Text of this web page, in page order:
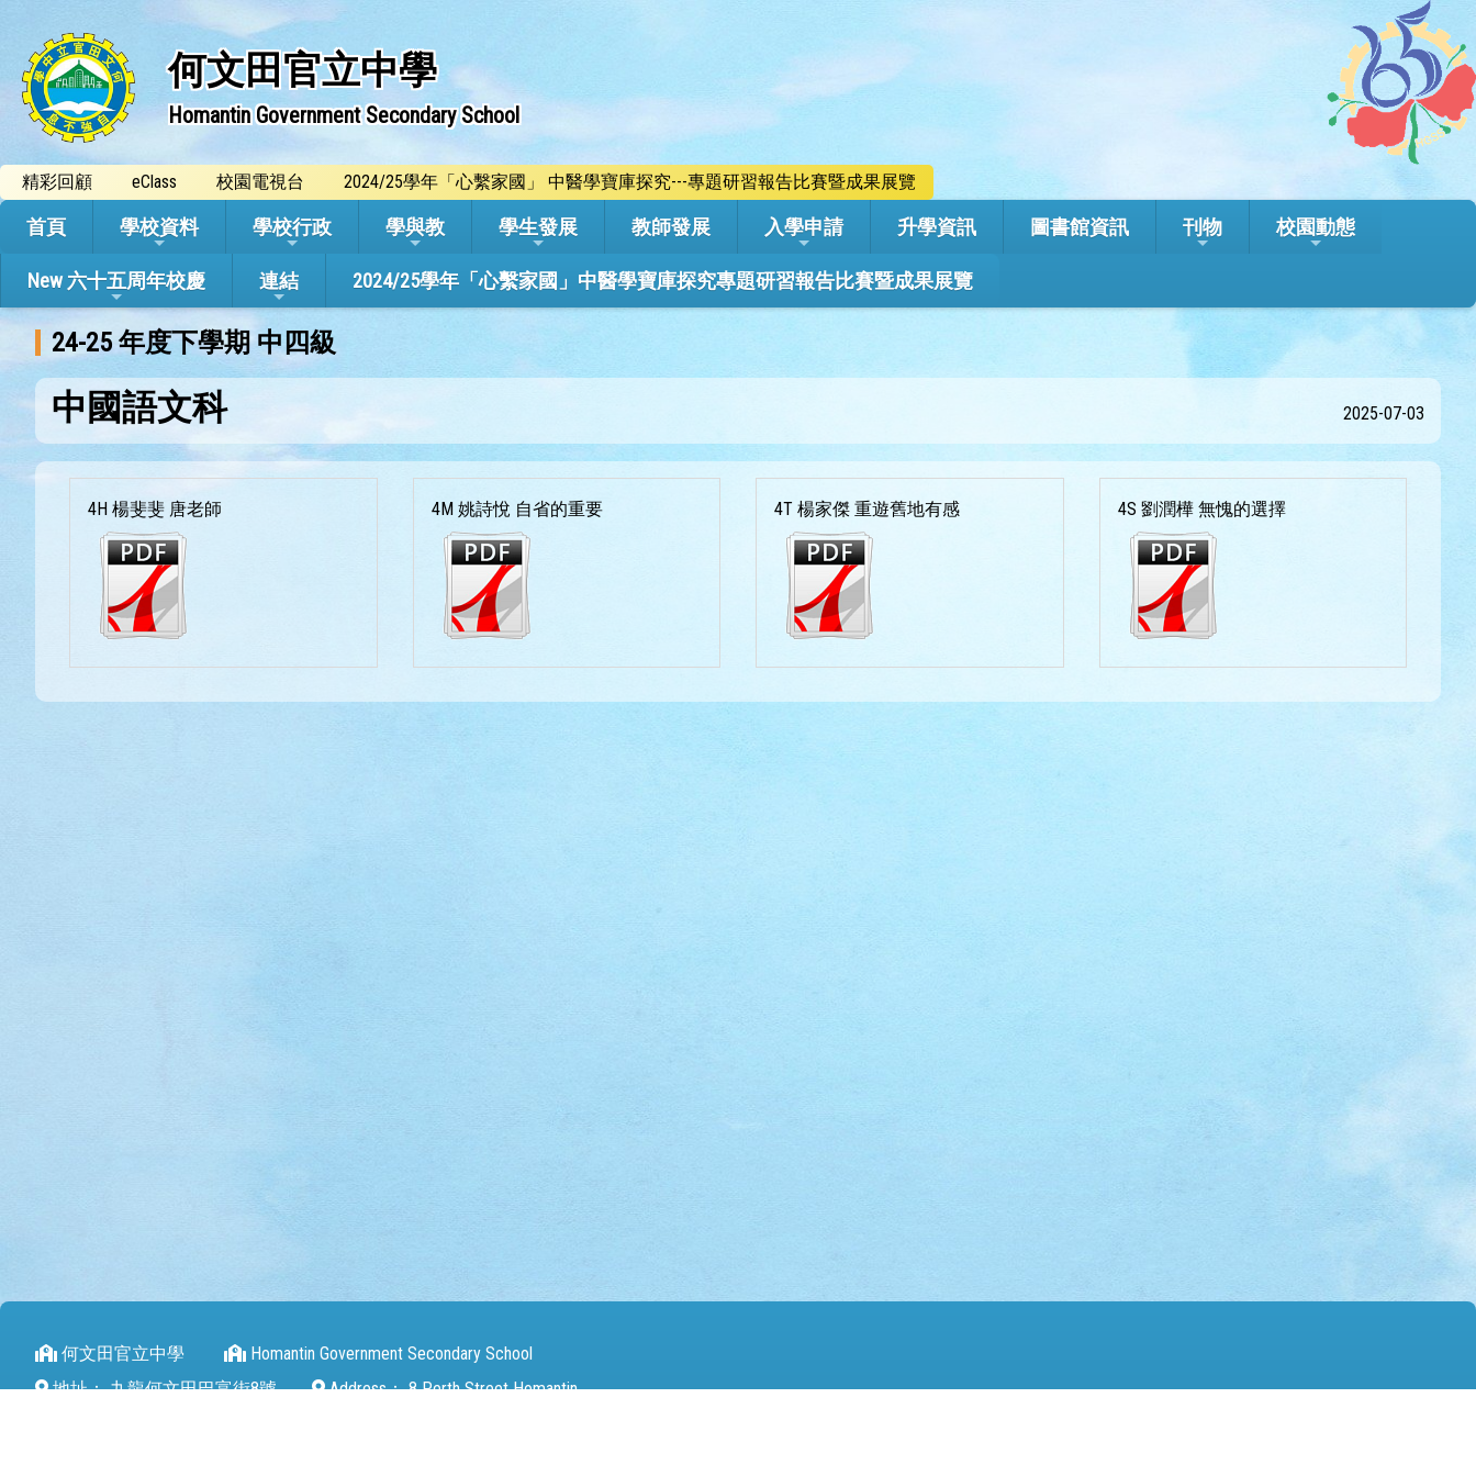
何文田官立中學
Homantin Government Secondary School
精彩回顧 eClass 校園電視台 2024/25學年「心繫家國」 中醫學寶庫探究---專題研習報告比賽暨成果展覽
首頁 學校資料 學校行政 學與教 學生發展 教師發展 入學申請 升學資訊 圖書館資訊 刊物 校園動態
New 六十五周年校慶 連結 2024/25學年「心繫家國」中醫學寶庫探究專題研習報告比賽暨成果展覽
24-25 年度下學期 中四級
中國語文科 2025-07-03
4H 楊斐斐 唐老師 4M 姚詩悅 自省的重要 4T 楊家傑 重遊舊地有感 4S 劉潤樺 無愧的選擇
何文田官立中學
Homantin Government Secondary School
地址： 九龍何文田巴富街8號 Address： 8 Perth Street Homantin